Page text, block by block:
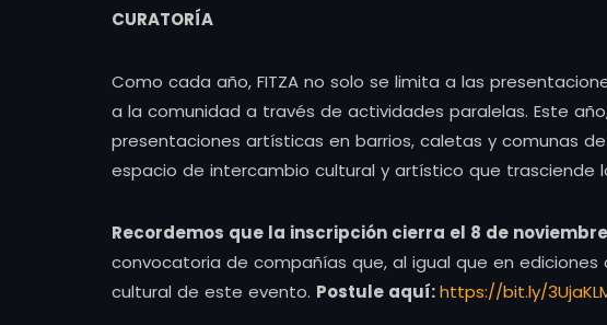
CURATORÍA
Como cada año, FITZA no solo se limita a las
a la comunidad a través de actividades paralelas. Este
presentaciones artísticas en barrios, caletas y comunas
espacio de intercambio cultural y artístico que trasciende
Recordemos que la inscripción cierra el 8 de
convocatoria de compañías que, al igual que en
cultural de este evento. Postule aquí:https://bit.ly/